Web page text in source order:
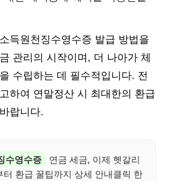
득원천징수영수증 발급 방법을
관리의 시작이며, 더 나아가 체
수립하는 데 필수적입니다. 전
하여 연말정산 시 최대한의 환급
랍니다.
수영수증
연금 세금, 이제 헷갈리
터 환급 꿀팁까지 상세 안내클릭 한